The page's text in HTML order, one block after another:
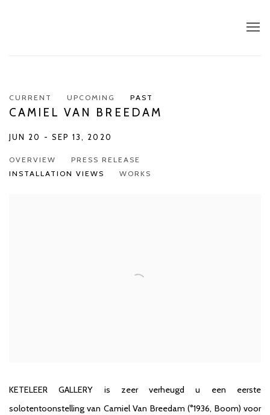
CURRENT UPCOMING PAST
CAMIEL VAN BREEDAM
JUN 20 - SEP 13, 2020
OVERVIEW
PRESS RELEASE
INSTALLATION VIEWS
WORKS
KETELEER GALLERY is zeer verheugd u een eerste
solotentoonstelling van Camiel Van Breedam (°1936, Boom) voor